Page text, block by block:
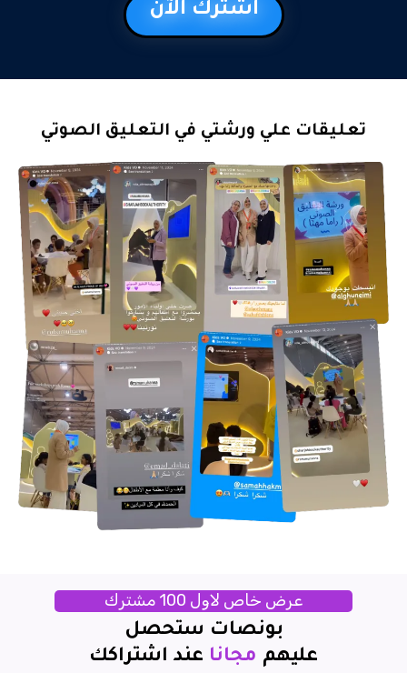
اشترك الآن
تعليقات علي ورشتي في التعليق الصوتي
عرض خاص لاول 100 مشترك
بونصات ستحصل
عليهم مجانا عند اشتراكك